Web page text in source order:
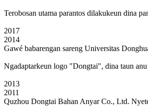
Terobosan utama parantos dilakukeun dina
2017
2014
Gawé babarengan sareng Universitas
Ngadaptarkeun logo "Dongtai", dina taun
2013
2011
Quzhou Dongtai Bahan Anyar Co., Ltd.